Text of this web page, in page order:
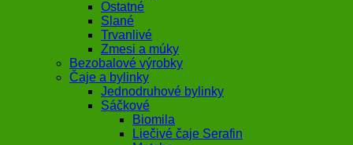
Ostatné
Slané
Trvanlivé
Zmesi a múky
Bezobalové výrobky
Čaje a bylinky
Jednodruhové bylinky
Sáčkové
Biomila
Liečivé čaje Serafin